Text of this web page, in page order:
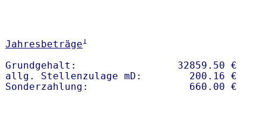
Jahresbeträge1
Grundgehalt:                 32859.50 €
allg. Stellenzulage mD:        200.16 €